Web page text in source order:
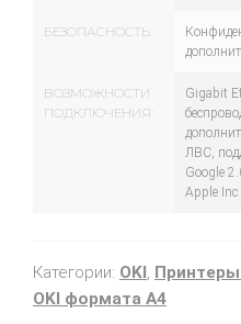
БЕЗОПАСНОСТЬ:
ВОЗМОЖНОСТИ
ПОДКЛЮЧЕНИЯ:
Gigabit
ЛВС,
Google
Apple Inc
Категории: OKI, Принтеры
OKI формата А4